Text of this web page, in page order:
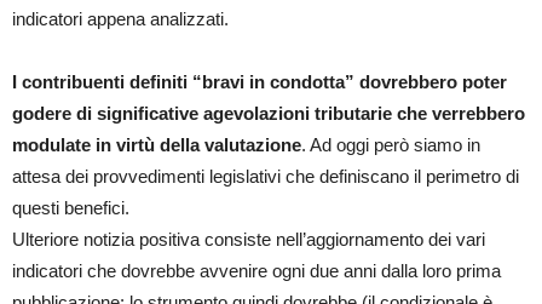
indicatori appena analizzati.
I contribuenti definiti “bravi in condotta” dovrebbero poter
godere di significative agevolazioni tributarie che verrebbero
modulate in virtù della valutazione. Ad oggi però siamo in
attesa dei provvedimenti legislativi che definiscano il perimetro di
questi benefici.
Ulteriore notizia positiva consiste nell’aggiornamento dei vari
indicatori che dovrebbe avvenire ogni due anni dalla loro prima